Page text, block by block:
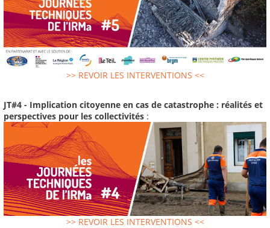
>> REVOIR LES INTERVENTIONS <<
JT#4 - Implication citoyenne en cas de catastrophe : réalités et
perspectives pour les collectivités :
>> REVOIR LES INTERVENTIONS <<